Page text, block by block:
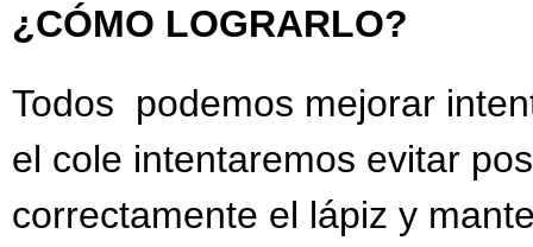
¿CÓMO LOGRARLO?
Todos podemos mejorar
el cole intentaremos evitar
correctamente el lápiz y